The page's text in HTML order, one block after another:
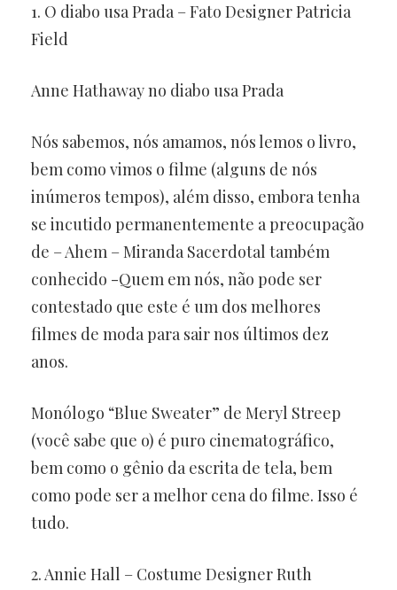
1. O diabo usa Prada – Fato Designer Patricia
Field
Anne Hathaway no diabo usa Prada
Nós sabemos, nós amamos, nós lemos o livro,
bem como vimos o filme (alguns de nós
inúmeros tempos), além disso, embora tenha
se incutido permanentemente a preocupação
de – Ahem – Miranda Sacerdotal também
conhecido -Quem em nós, não pode ser
contestado que este é um dos melhores
filmes de moda para sair nos últimos dez
anos.
Monólogo “Blue Sweater” de Meryl Streep
(você sabe que o) é puro cinematográfico,
bem como o gênio da escrita de tela, bem
como pode ser a melhor cena do filme. Isso é
tudo.
2. Annie Hall – Costume Designer Ruth